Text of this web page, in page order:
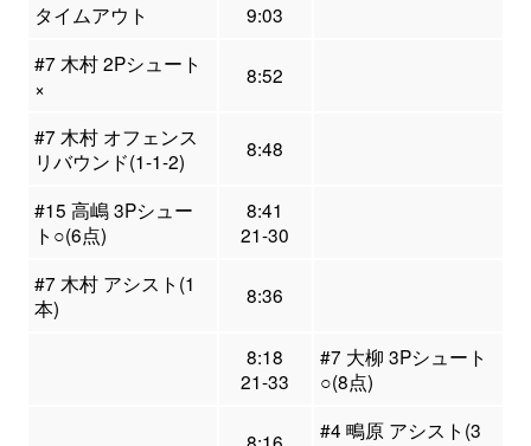
タイムアウト
9:03
#7 木村 2Pシュート
×
8:52
#7 木村 オフェンス
リバウンド(1-1-2)
8:48
#15 高嶋 3Pシュー
ト○(6点)
8:41
21-30
#7 木村 アシスト(1
本)
8:36
8:18
21-33
#7 大柳 3Pシュート
○(8点)
#4 鴫原 アシスト(3